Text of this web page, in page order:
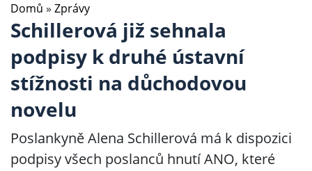
Domů » Zprávy
Schillerová již sehnala
podpisy k druhé ústavní
stížnosti na důchodovou
novelu
Poslankyně Alena Schillerová má k dispozici
podpisy všech poslanců hnutí ANO, které